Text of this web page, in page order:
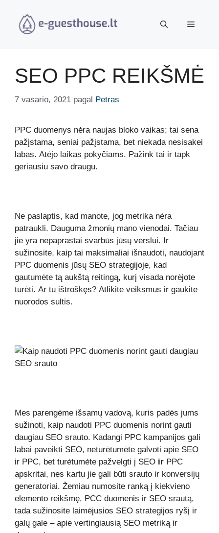
turinio
Meniu
SEO PPC REIKŠMĖ
7 vasario, 2021 pagal Petras
PPC duomenys nėra naujas bloko vaikas; tai sena
pažįstama, seniai pažįstama, bet niekada nesisakei
labas. Atėjo laikas pokyčiams. Pažink tai ir tapk
geriausiu savo draugu.
Ne paslaptis, kad manote, jog metrika nėra
patraukli. Dauguma žmonių mano vienodai. Tačiau
jie yra nepaprastai svarbūs jūsų verslui. Ir
sužinosite, kaip tai maksimaliai išnaudoti, naudojant
PPC duomenis jūsų SEO strategijoje, kad
gautumėte tą aukštą reitingą, kurį visada norėjote
turėti. Ar tu ištroškęs? Atlikite veiksmus ir gaukite
nuorodos sultis.
Mes parengėme išsamų vadovą, kuris padės jums
sužinoti, kaip naudoti PPC duomenis norint gauti
daugiau SEO srauto. Kadangi PPC kampanijos gali
labai paveikti SEO, neturėtumėte galvoti apie SEO
ir PPC, bet turėtumėte pažvelgti į SEO ir PPC
apskritai, nes kartu jie gali būti srauto ir konversijų
generatoriai. Žemiau numosite ranką į kiekvieno
elemento reikšmę, PCC duomenis ir SEO srautą,
tada sužinosite laimėjusios SEO strategijos ryšį ir
galų gale – apie vertingiausią SEO metriką ir